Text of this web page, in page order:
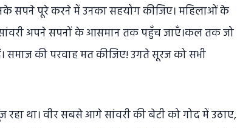
सपने पूरे करने में उनका सहयोग कीजिए। महिलाओं के
सांवरी अपने सपनों के आसमान तक पहुँच जाएँ।कल तक जो
की परवाह मत कीजिए! उगते सूरज को सभी
था। वीर सबसे आगे सांवरी की बेटी को गोद में उठाए,